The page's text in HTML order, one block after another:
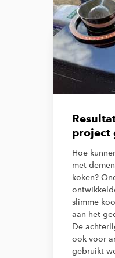
project
Hoe
met
koken?
slimme
aan het
De
ook voor
gebruikt